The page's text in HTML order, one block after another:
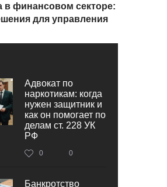
в финансовом секторе:
для управления
Адвокат по
наркотикам: когда
нужен защитник и
как он помогает по
делам ст. 228 УК
РФ
0 0
Банкротство